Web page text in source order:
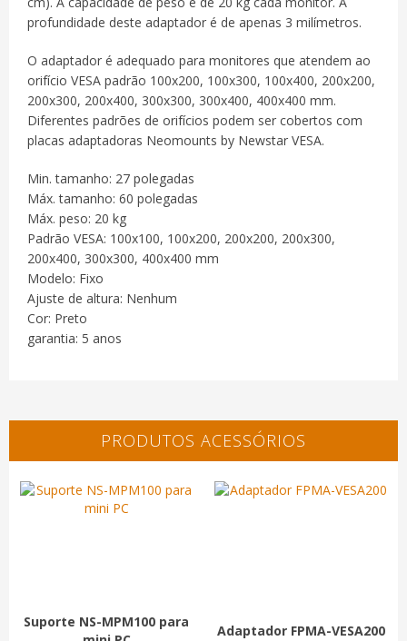
profundidade deste adaptador é de apenas 3 milímetros.
O adaptador é adequado para monitores que atendem ao
orifício VESA padrão 100x200, 100x300, 100x400, 200x200,
200x300, 200x400, 300x300, 300x400, 400x400 mm.
Diferentes padrões de orifícios podem ser cobertos com
placas adaptadoras Neomounts by Newstar VESA.
Min. tamanho: 27 polegadas
Máx. tamanho: 60 polegadas
Máx. peso: 20 kg
Padrão VESA: 100x100, 100x200, 200x200, 200x300,
200x400, 300x300, 400x400 mm
Modelo: Fixo
Ajuste de altura: Nenhum
Cor: Preto
garantia: 5 anos
PRODUTOS ACESSÓRIOS
Suporte NS-MPM100 para
Adaptador FPMA-VESA200